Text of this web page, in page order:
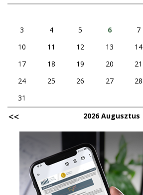
3
4 5 6 7
10
11 12 13 14
17
18 19 20 21
24
25 26 27 28
31
2026 Augusztus